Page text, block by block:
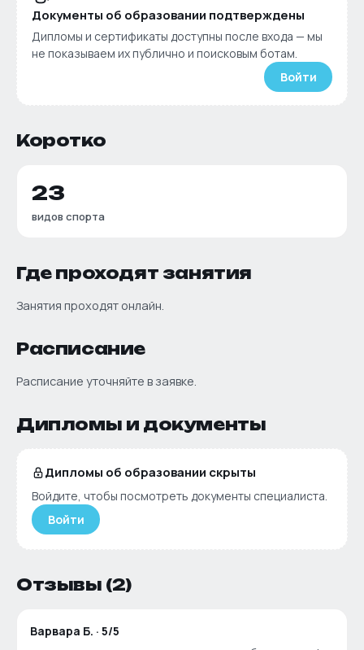
Документы об образовании подтверждены
Дипломы и сертификаты доступны после входа — мы
не показываем их публично и поисковым ботам.
Войти
Коротко
23
видов спорта
Где проходят занятия
Занятия проходят онлайн.
Расписание
Расписание уточняйте в заявке.
Дипломы и документы
Дипломы об образовании скрыты
Войдите, чтобы посмотреть документы специалиста.
Войти
Отзывы (2)
Варвара Б. · 5/5